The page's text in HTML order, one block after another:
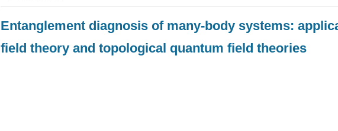
Entanglement diagnosis of many-body systems:
field theory and topological quantum field theories